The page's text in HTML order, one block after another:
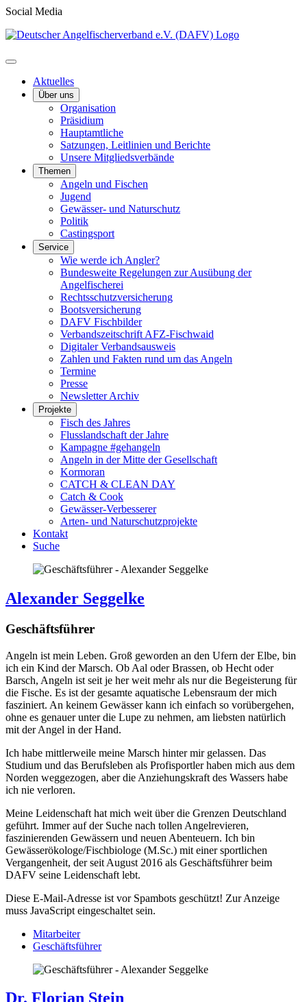
Social Media
Aktuelles
Über uns
Organisation
Präsidium
Hauptamtliche
Satzungen, Leitlinien und Berichte
Unsere Mitgliedsverbände
Themen
Angeln und Fischen
Jugend
Gewässer- und Naturschutz
Politik
Castingsport
Service
Wie werde ich Angler?
Bundesweite Regelungen zur Ausübung der
Angelfischerei
Rechtsschutzversicherung
Bootsversicherung
DAFV Fischbilder
Verbandszeitschrift AFZ-Fischwaid
Digitaler Verbandsausweis
Zahlen und Fakten rund um das Angeln
Termine
Presse
Newsletter Archiv
Projekte
Fisch des Jahres
Flusslandschaft der Jahre
Kampagne #gehangeln
Angeln in der Mitte der Gesellschaft
Kormoran
CATCH & CLEAN DAY
Catch & Cook
Gewässer-Verbesserer
Arten- und Naturschutzprojekte
Kontakt
Suche
Alexander Seggelke
Geschäftsführer
Angeln ist mein Leben. Groß geworden an den Ufern der Elbe, bin
ich ein Kind der Marsch. Ob Aal oder Brassen, ob Hecht oder
Barsch, Angeln ist seit je her weit mehr als nur die Begeisterung für
die Fische. Es ist der gesamte aquatische Lebensraum der mich
fasziniert. An keinem Gewässer kann ich einfach so vorübergehen,
ohne es genauer unter die Lupe zu nehmen, am liebsten natürlich
mit der Angel in der Hand.
Ich habe mittlerweile meine Marsch hinter mir gelassen. Das
Studium und das Berufsleben als Profisportler haben mich aus dem
Norden weggezogen, aber die Anziehungskraft des Wassers habe
ich nie verloren.
Meine Leidenschaft hat mich weit über die Grenzen Deutschland
geführt. Immer auf der Suche nach tollen Angelrevieren,
faszinierenden Gewässern und neuen Abenteuern. Ich bin
Gewässerökologe/Fischbiologe (M.Sc.) mit einer sportlichen
Vergangenheit, der seit August 2016 als Geschäftsführer beim
DAFV seine Leidenschaft lebt.
Diese E-Mail-Adresse ist vor Spambots geschützt! Zur Anzeige
muss JavaScript eingeschaltet sein.
Mitarbeiter
Geschäftsführer
Dr. Florian Stein